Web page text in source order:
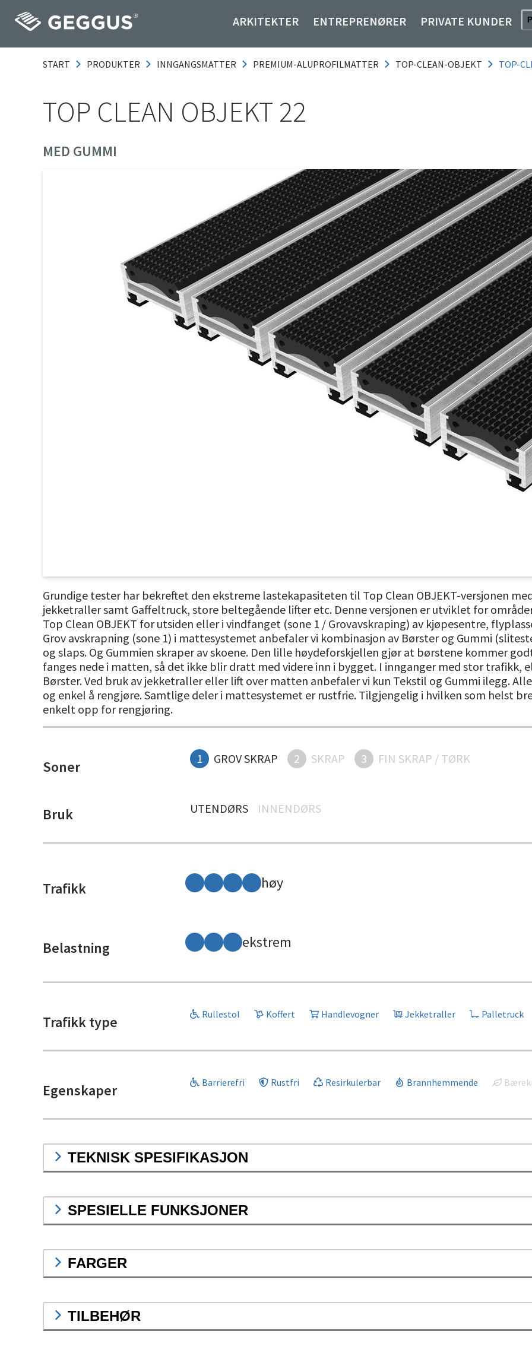
ARKITEKTER ENTREPRENØRER PRIVATE KUNDER
START PRODUKTER INNGANGSMATTER PREMIUM-ALUPROFILMATTER TOP-CLEAN-OBJEKT TOP-
TOP CLEAN OBJEKT 22
MED GUMMI
Grundige tester har bekreftet den ekstreme lastekapasiteten til Top Clean OBJEKT-versjonen
jekketraller samt Gaffeltruck, store beltegående lifter etc. Denne versjonen er utviklet for
Top Clean OBJEKT for utsiden eller i vindfanget (sone 1 / Grovavskraping) av kjøpesentre,
Grov avskrapning (sone 1) i mattesystemet anbefaler vi kombinasjon av Børster og Gummi
og slaps. Og Gummien skraper av skoene. Den lille høydeforskjellen gjør at børstene kommer
fanges nede i matten, så det ikke blir dratt med videre inn i bygget. I innganger med stor trafikk,
Børster. Ved bruk av jekketraller eller lift over matten anbefaler vi kun Tekstil og Gummi ilegg.
og enkel å rengjøre. Samtlige deler i mattesystemet er rustfrie. Tilgjengelig i hvilken som helst
enkelt opp for rengjøring.
Soner 1 GROV SKRAP 2 SKRAP 3 FIN SKRAP / TØRK
Bruk UTENDØRS INNENDØRS
Trafikk høy
Belastning ekstrem
Trafikk type Rullestol Koffert Handlevogner Jekketraller Palletruck
Egenskaper Barrierefri Rustfri Resirkulerbar Brannhemmende
TEKNISK SPESIFIKASJON
SPESIELLE FUNKSJONER
FARGER
TILBEHØR